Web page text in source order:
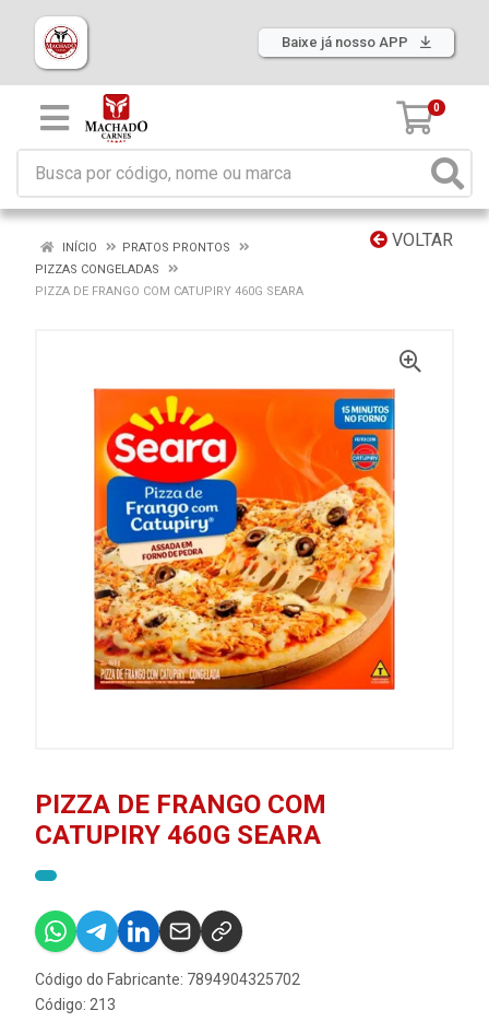
Baixe já nosso APP
0
VOLTAR
INÍCIO
PRATOS PRONTOS
PIZZAS CONGELADAS
PIZZA DE FRANGO COM CATUPIRY 460G SEARA
PIZZA DE FRANGO COM
CATUPIRY 460G SEARA
Código do Fabricante: 7894904325702
Código: 213